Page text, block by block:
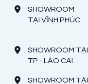
SHOWROOM
TẠI VĨNH PHÚC
SHOWROOM TẠI
TP - LÀO CAI
SHOWROOM TẠI